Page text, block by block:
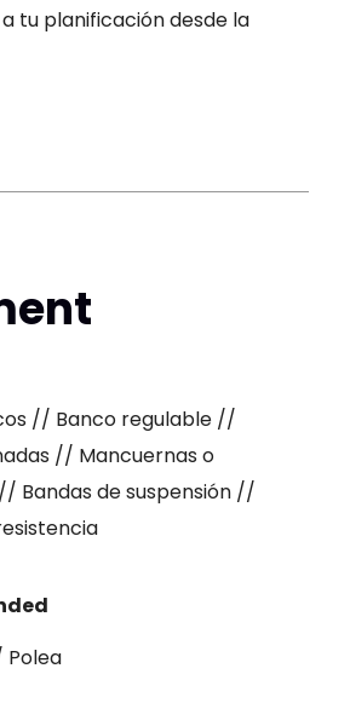
tu planificación desde la
// Banco regulable //
// Mancuernas o
Bandas de suspensión //
Polea